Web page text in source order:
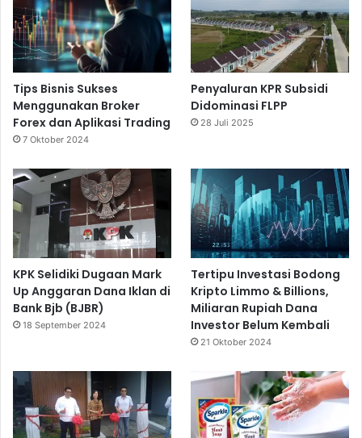
Tips Bisnis Sukses
Menggunakan Broker
Forex dan Aplikasi Trading
7 Oktober 2024
Penyaluran KPR Subsidi
Didominasi FLPP
28 Juli 2025
KPK Selidiki Dugaan Mark
Up Anggaran Dana Iklan di
Bank Bjb (BJBR)
18 September 2024
Tertipu Investasi Bodong
Kripto Limmo & Billions,
Miliaran Rupiah Dana
Investor Belum Kembali
21 Oktober 2024